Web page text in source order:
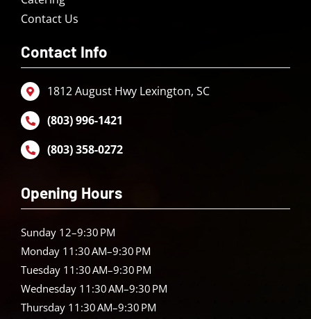
Contact Us
Contact Info
1812 August Hwy Lexington, SC
(803) 996-1421
(803) 358-0272
Opening Hours
Sunday 12–9:30 PM
Monday 11:30 AM–9:30 PM
Tuesday 11:30 AM–9:30 PM
Wednesday 11:30 AM–9:30 PM
Thursday 11:30 AM–9:30 PM